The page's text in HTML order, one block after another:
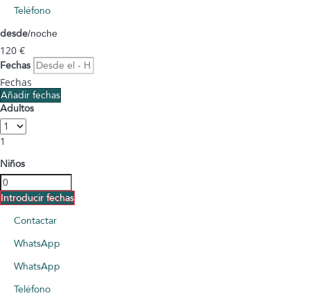
Teléfono
desde/noche
120 €
Fechas
Fechas
Añadir fechas
Adultos
1
Niños
Introducir fechas
Contactar
WhatsApp
WhatsApp
Teléfono